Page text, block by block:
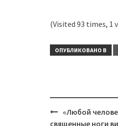
(Visited 93 times, 1
ОПУБЛИКОВАНО В
Навигация
«Любой
священные ноги